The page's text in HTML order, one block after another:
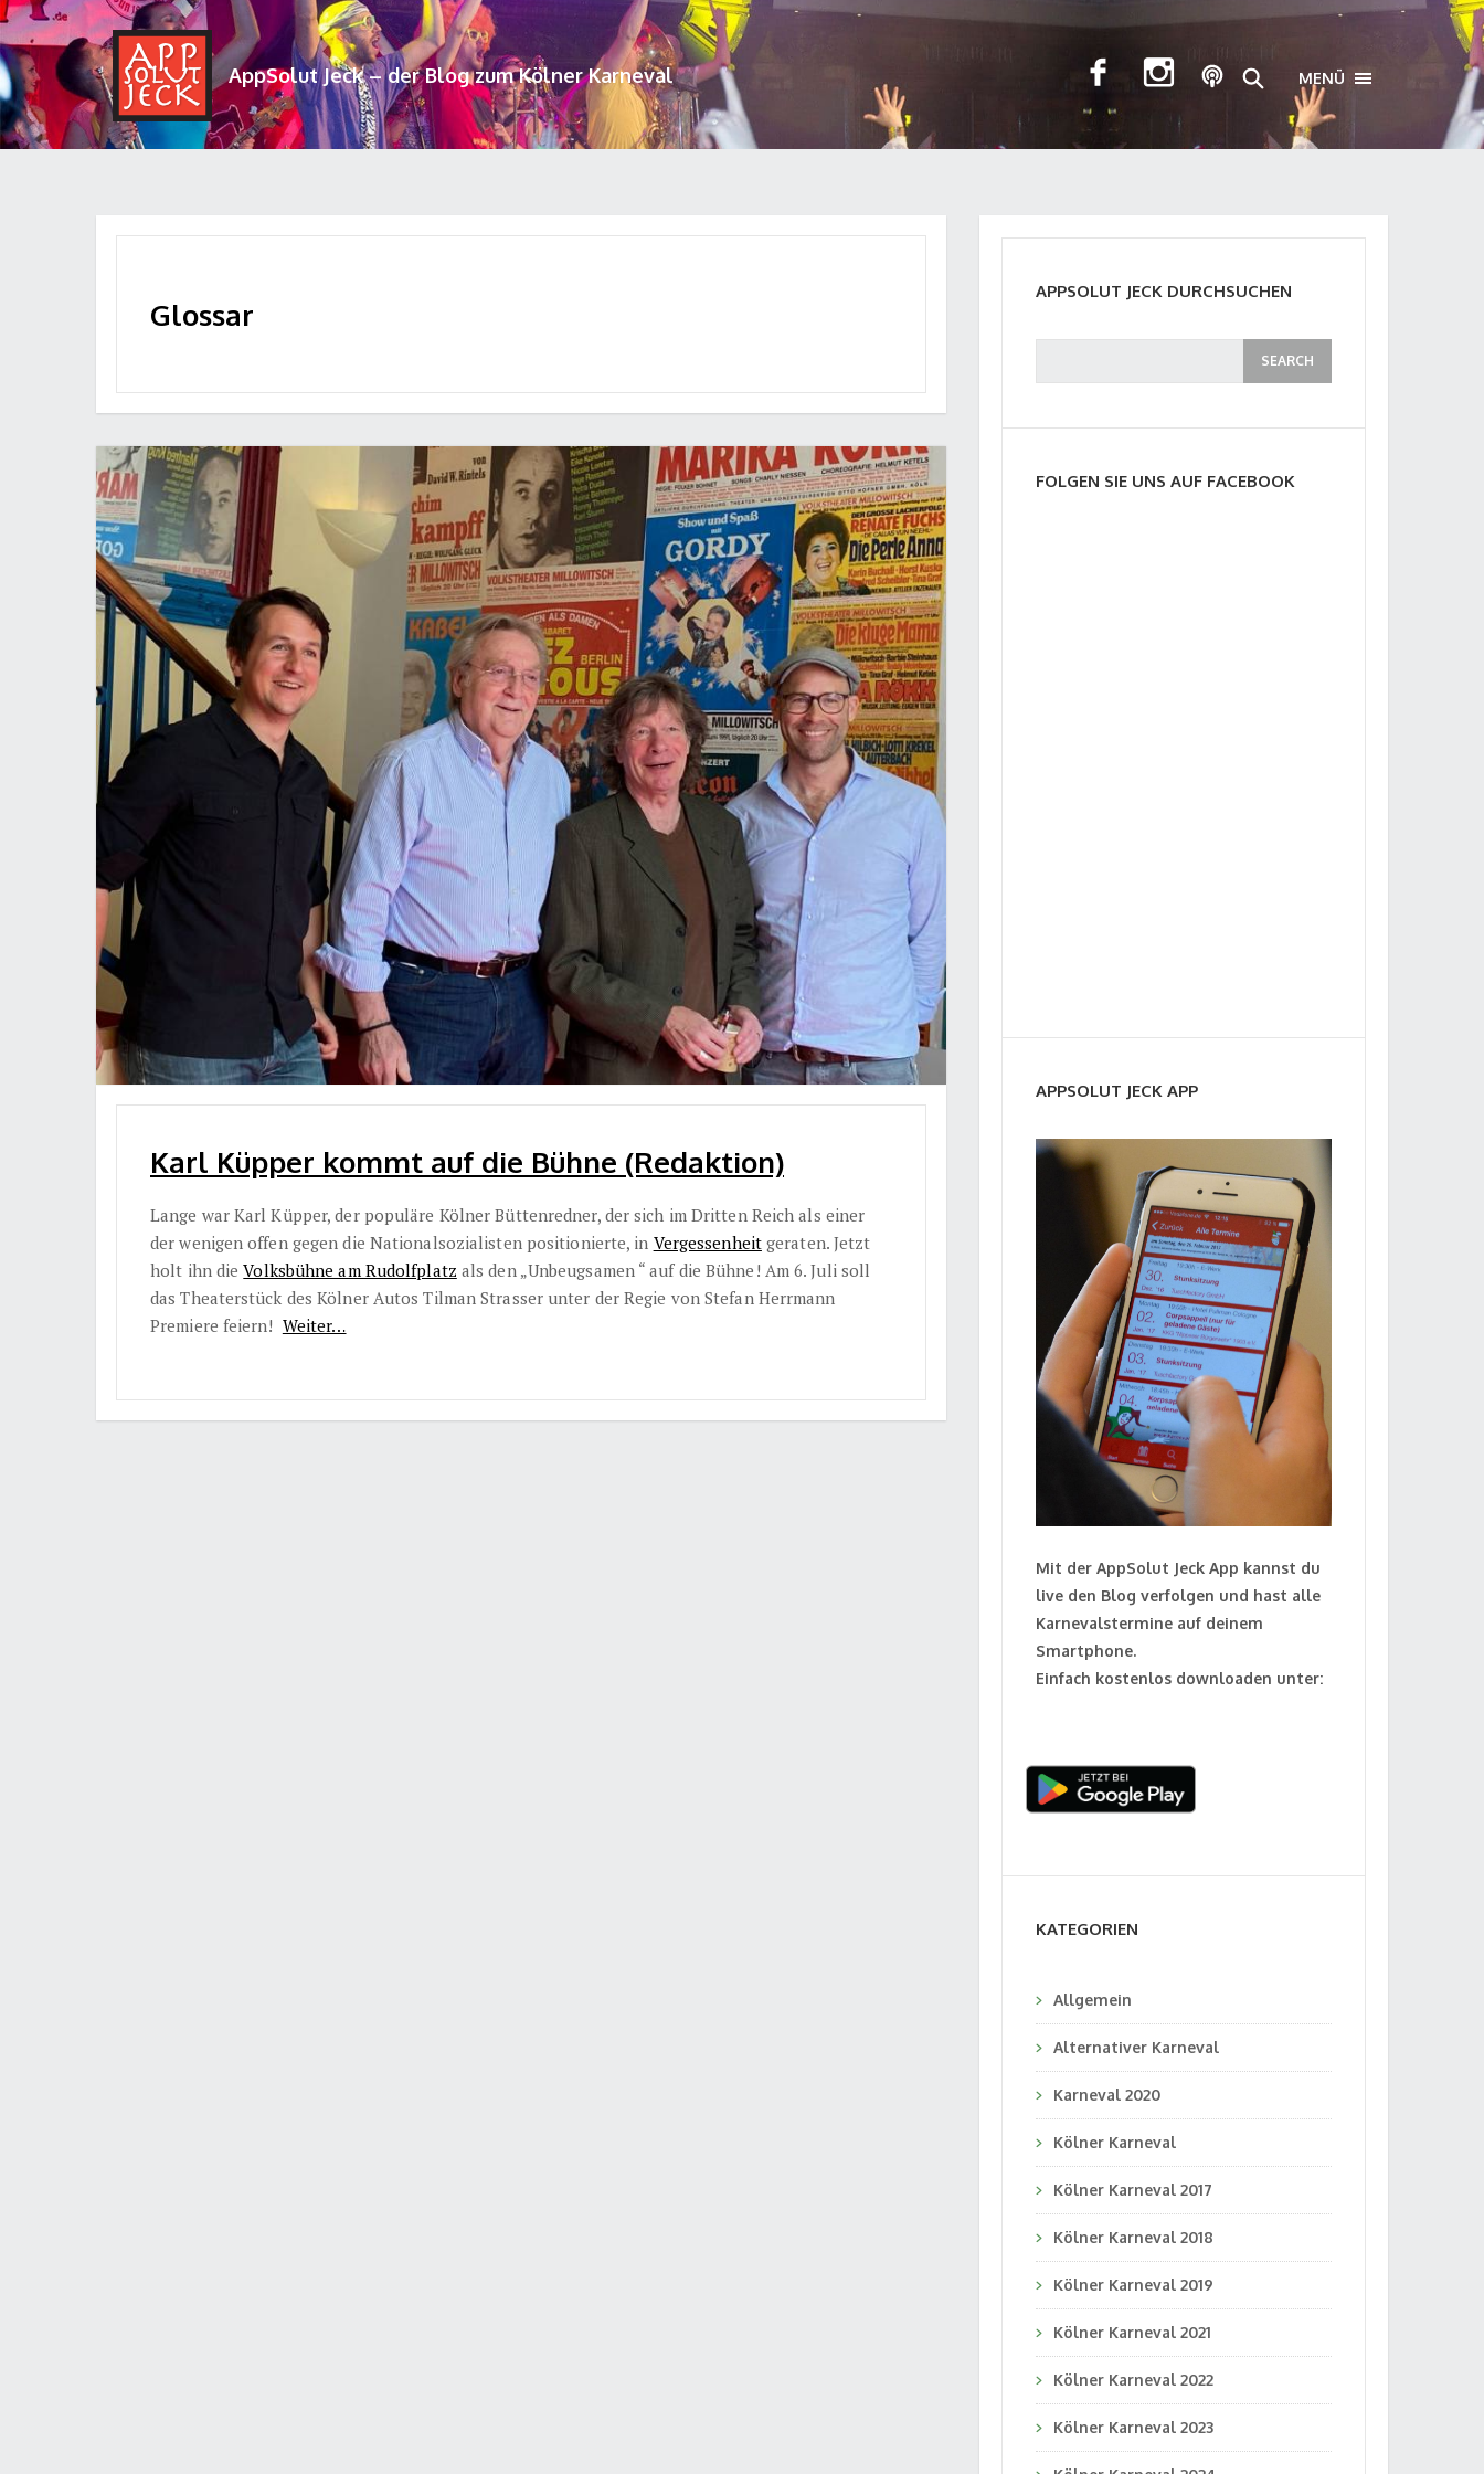
AppSolut Jeck – der Blog zum Kölner Karneval MENÜ TOGGLE
Glossar
Karl Küpper kommt auf die Bühne (Redaktion)
Lange war Karl Küpper, der populäre Kölner Büttenredner, der sich im Dritten Reich als einer
der wenigen offen gegen die Nationalsozialisten positionierte, in Vergessenheitgeraten. Jetzt
holt ihn dieVolksbühne am Rudolfplatz als den „Unbeugsamen “ auf die Bühne! Am 6. Juli soll
das Theaterstück des Kölner Autos Tilman Strasser unter der Regie von Stefan Herrmann
Premiere feiern! Weiter…
APPSOLUT JECK DURCHSUCHEN
FOLGEN SIE UNS AUF FACEBOOK
APPSOLUT JECK APP
Mit der AppSolut Jeck App kannst du
live den Blog verfolgen und hast alle
Karnevalstermine auf deinem
Smartphone.
Einfach kostenlos downloaden unter:
KATEGORIEN
Allgemein
Alternativer Karneval
Karneval 2020
Kölner Karneval
Kölner Karneval 2017
Kölner Karneval 2018
Kölner Karneval 2019
Kölner Karneval 2021
Kölner Karneval 2022
Kölner Karneval 2023